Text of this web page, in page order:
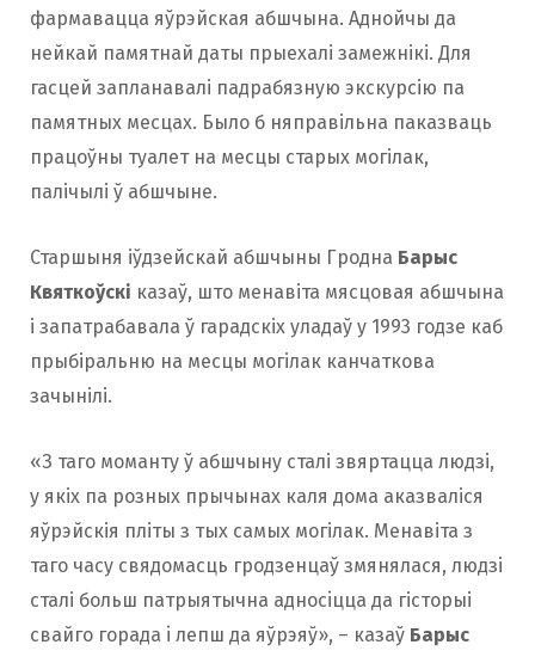
фармавацца яўрэйская абшчына. Аднойчы да
нейкай памятнай даты прыехалі замежнікі. Для
гасцей запланавалі падрабязную экскурсію па
памятных месцах. Было б няправільна паказваць
працоўны туалет на месцы старых могілак,
палічылі ў абшчыне.
Старшыня іўдзейскай абшчыны Гродна Барыс
Квяткоўскі казаў, што менавіта мясцовая абшчына
і запатрабавала ў гарадскіх уладаў у 1993 годзе каб
прыбіральню на месцы могілак канчаткова
зачынілі.
«З таго моманту ў абшчыну сталі звяртацца людзі,
у якіх па розных прычынах каля дома аказваліся
яўрэйскія пліты з тых самых могілак. Менавіта з
таго часу свядомасць гродзенцаў змянялася, людзі
сталі больш патрыятычна адносiцца да гісторыі
свайго горада i лепш да яўрэяў», – казаў Барыс